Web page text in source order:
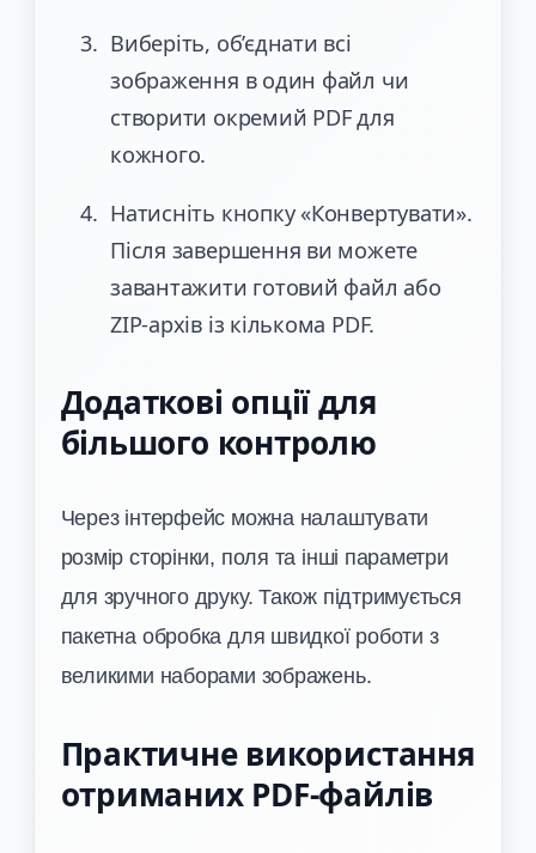
Виберіть, об’єднати всі
зображення в один файл чи
створити окремий PDF для
кожного.
Натисніть кнопку «Конвертувати».
Після завершення ви можете
завантажити готовий файл або
ZIP-архів із кількома PDF.
Додаткові опції для
більшого контролю
Через інтерфейс можна налаштувати
розмір сторінки, поля та інші параметри
для зручного друку. Також підтримується
пакетна обробка для швидкої роботи з
великими наборами зображень.
Практичне використання
отриманих PDF-файлів